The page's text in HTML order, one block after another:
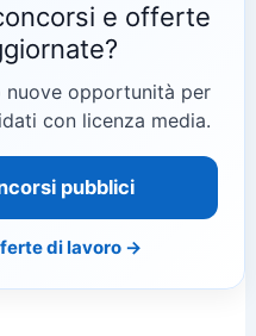
e offerte
nuove opportunità per
con licenza media.
pubblici
di lavoro →